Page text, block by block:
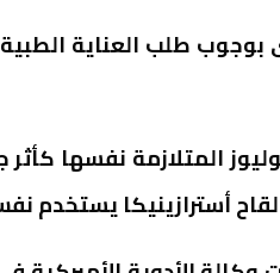
بوجوب طلب العناية
المتلازمة نفسها